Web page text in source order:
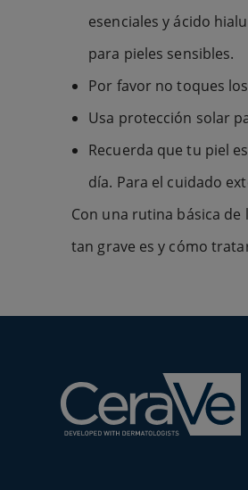
esenciales y ácido
para pieles sensibles.
Por favor no toques
Usa protección solar
Recuerda que tu piel
día. Para el cuidado
Con una rutina básica
tan grave es y cómo